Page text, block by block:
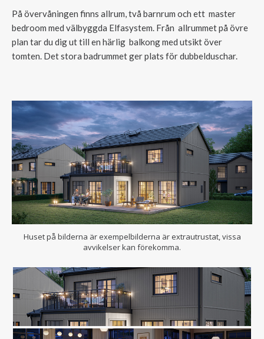
På övervåningen finns allrum, två barnrum och ett master
bedroom med välbyggda Elfasystem. Från allrummet på övre
plan tar du dig ut till en härlig balkong med utsikt över
tomten. Det stora badrummet ger plats för dubbelduschar.
Huset på bilderna är exempelbilderna är extrautrustat, vissa
avvikelser kan förekomma.